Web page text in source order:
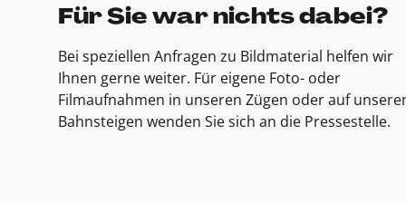
Für Sie war nichts dabei?
Bei speziellen Anfragen zu Bildmaterial helfen wir
Ihnen gerne weiter. Für eigene Foto- oder
Filmaufnahmen in unseren Zügen oder auf
Bahnsteigen wenden Sie sich an die Pressestelle.